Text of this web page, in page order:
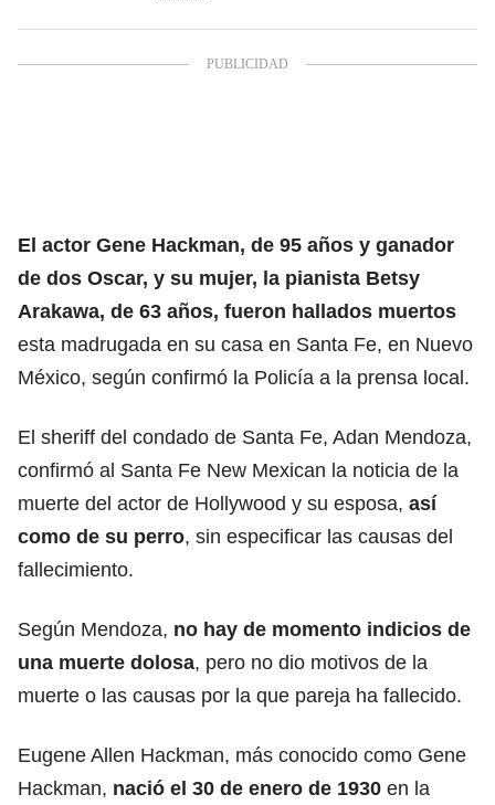
El actor Gene Hackman, de 95 años y ganador
de dos Oscar, y su mujer, la pianista Betsy
Arakawa, de 63 años, fueron hallados muertos
esta madrugada en su casa en Santa Fe, en Nuevo
México, según confirmó la Policía a la prensa local.
El sheriff del condado de Santa Fe, Adan Mendoza,
confirmó al Santa Fe New Mexican la noticia de la
muerte del actor de Hollywood y su esposa, así
como de su perro, sin especificar las causas del
fallecimiento.
Según Mendoza, no hay de momento indicios de
una muerte dolosa, pero no dio motivos de la
muerte o las causas por la que pareja ha fallecido.
Eugene Allen Hackman, más conocido como Gene
Hackman, nació el 30 de enero de 1930 en la